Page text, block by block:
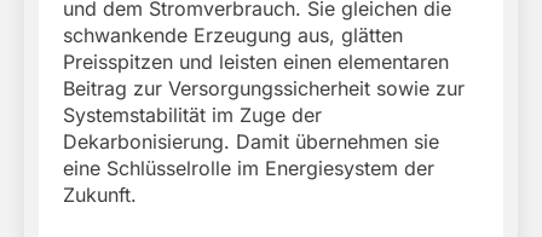
und dem Stromverbrauch. Sie gleichen die
schwankende Erzeugung aus, glätten
Preisspitzen und leisten einen elementaren
Beitrag zur Versorgungssicherheit sowie zur
Systemstabilität im Zuge der
Dekarbonisierung. Damit übernehmen sie
eine Schlüsselrolle im Energiesystem der
Zukunft.